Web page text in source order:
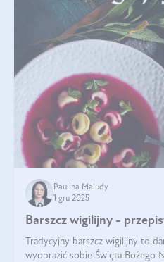
Paulina Maludy
1 gru 2025
Barszcz wigilijny -
Tradycyjny barszcz wigilijny to
wyobrazić sobie Święta Bożego